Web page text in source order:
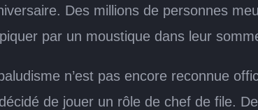
Des millions de personnes
par un moustique dans leur
n’est pas encore reconnue
de jouer un rôle de chef de file.